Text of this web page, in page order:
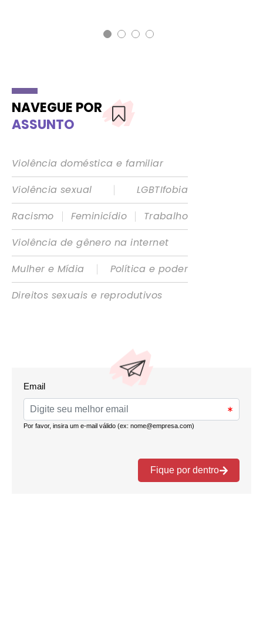
NAVEGUE POR
ASSUNTO
Violência doméstica e familiar
Violência sexual
|
LGBTIfobia
Racismo
| Feminicídio |
Trabalho
Violência de gênero na internet
Mulher e Mídia
|
Política e poder
Direitos sexuais e reprodutivos